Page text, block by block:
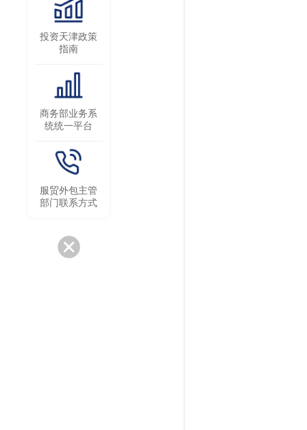
投资天津政策
指南
商务部业务系
统统一平台
服贸外包主管
部门联系方式